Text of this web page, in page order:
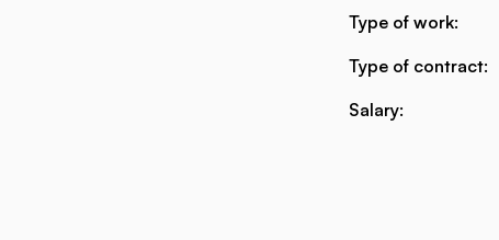
Type of work:
Type of contract:
Salary: